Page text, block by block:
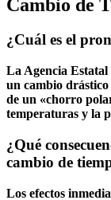
Cambio de
¿Cuál es el
La Agencia
un cambio drástico
de un «chorro
temperaturas y la
¿Qué
cambio de
Los efectos